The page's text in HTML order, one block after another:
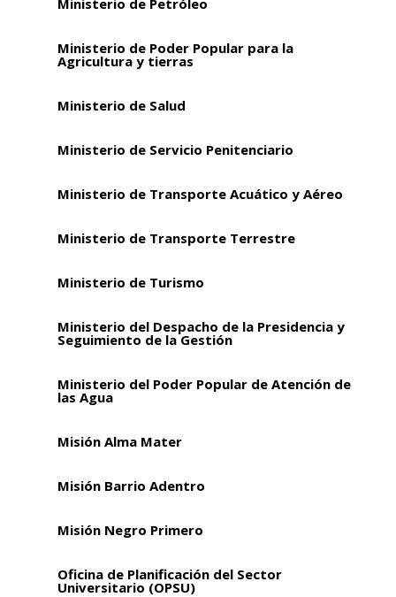
Ministerio de Poder Popular para la
Agricultura y tierras
Ministerio de Salud
Ministerio de Servicio Penitenciario
Ministerio de Transporte Acuático y Aéreo
Ministerio de Transporte Terrestre
Ministerio de Turismo
Ministerio del Despacho de la Presidencia y
Seguimiento de la Gestión
Ministerio del Poder Popular de Atención de
las Agua
Misión Alma Mater
Misión Barrio Adentro
Misión Negro Primero
Oficina de Planificación del Sector
Universitario (OPSU)